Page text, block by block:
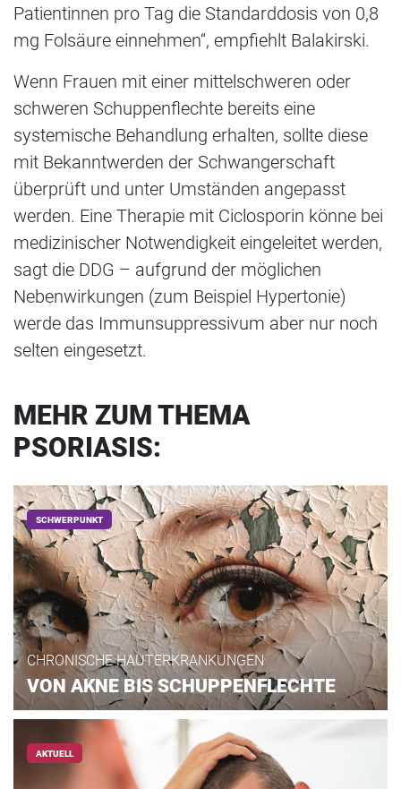
Patientinnen pro Tag die Standarddosis von 0,8
mg Folsäure einnehmen“, empfiehlt Balakirski.
Wenn Frauen mit einer mittelschweren oder
schweren Schuppenflechte bereits eine
systemische Behandlung erhalten, sollte diese
mit Bekanntwerden der Schwangerschaft
überprüft und unter Umständen angepasst
werden. Eine Therapie mit Ciclosporin könne bei
medizinischer Notwendigkeit eingeleitet werden,
sagt die DDG – aufgrund der möglichen
Nebenwirkungen (zum Beispiel Hypertonie)
werde das Immunsuppressivum aber nur noch
selten eingesetzt.
MEHR ZUM THEMA
PSORIASIS:
SCHWERPUNKT
CHRONISCHE HAUTERKRANKUNGEN
VON AKNE BIS SCHUPPENFLECHTE
AKTUELL